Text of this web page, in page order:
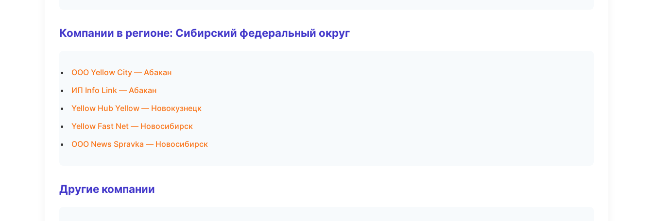
Компании в регионе: Сибирский федеральный округ
ООО Yellow City — Абакан
ИП Info Link — Абакан
Yellow Hub Yellow — Новокузнецк
Yellow Fast Net — Новосибирск
ООО News Spravka — Новосибирск
Другие компании